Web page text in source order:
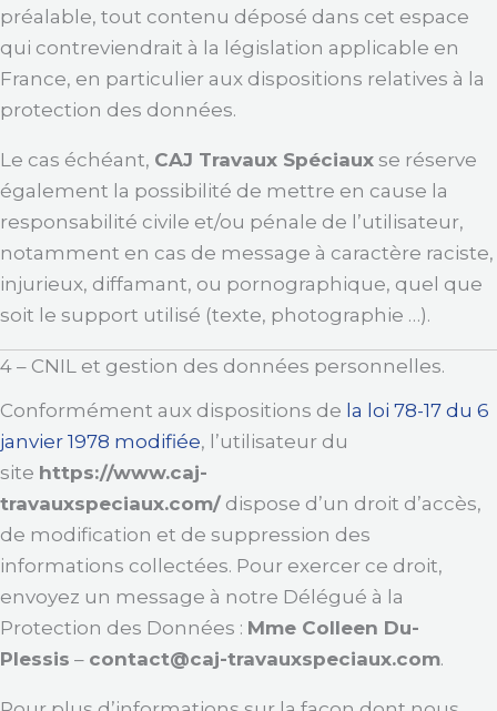
préalable, tout contenu déposé dans cet espace
qui contreviendrait à la législation applicable en
France, en particulier aux dispositions relatives à la
protection des données.
Le cas échéant, CAJ Travaux Spéciaux se réserve
également la possibilité de mettre en cause la
responsabilité civile et/ou pénale de l’utilisateur,
notamment en cas de message à caractère raciste,
injurieux, diffamant, ou pornographique, quel que
soit le support utilisé (texte, photographie …).
4 – CNIL et gestion des données personnelles.
Conformément aux dispositions de la loi 78-17 du 6
janvier 1978 modifiée, l’utilisateur du
site https://www.caj-
travauxspeciaux.com/ dispose d’un droit d’accès,
de modification et de suppression des
informations collectées. Pour exercer ce droit,
envoyez un message à notre Délégué à la
Protection des Données : Mme Colleen Du-
Plessis – contact@caj-travauxspeciaux.com.